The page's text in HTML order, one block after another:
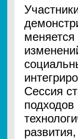
меняется
Сессия